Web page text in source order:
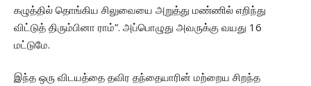
கழுத்தில் தொங்கிய சிலுவையை அறுத்து மண்ணில் எறிந்து
விட்டுத் திரும்பினா ராம்”. அப்பொழுது அவருக்கு வயது 16
மட்டுமே.
இந்த ஒரு விடயத்தை தவிர தந்தையாரின் மற்றைய சிறந்த